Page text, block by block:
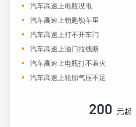
汽车高速上电瓶没电
汽车高速上钥匙锁车里
汽车高速上打不开车门
汽车高速上油门拉线断
汽车高速上电瓶打不着火
汽车高速上轮胎气压不足
200 元起